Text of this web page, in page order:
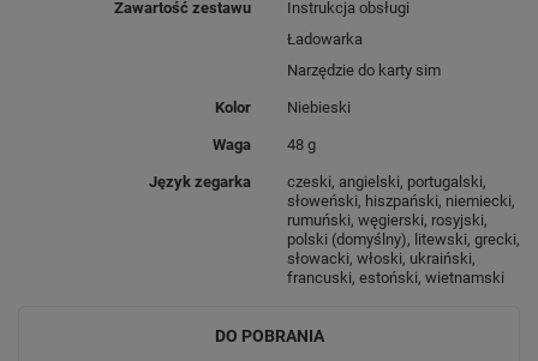
NOWOCZESNY
Zawartość zestawu
Instrukcja obsługi
Ładowarka
Narzędzie do karty sim
Kolor Niebieski
Waga 48 g
Język zegarka
czeski, angielski, portugalski,
słoweński, hiszpański, niemiecki,
rumuński, węgierski, rosyjski,
polski (domyślny), litewski, grecki,
słowacki, włoski, ukraiński,
francuski, estoński, wietnamski
DO POBRANIA